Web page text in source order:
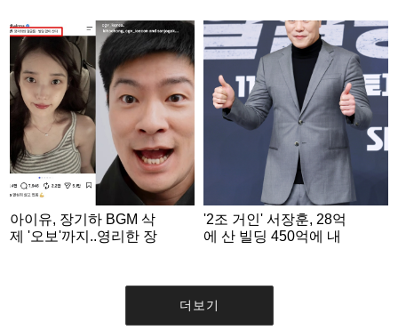
이슈]
아이유, 장기하 BGM 삭
제 '오보'까지..영리한 장
'2조 거인' 서장훈, 28억
에 산 빌딩 450억에 내
더보기